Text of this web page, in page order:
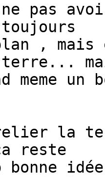
ne pas
plan ,
terre...
meme un
la
reste
bonne